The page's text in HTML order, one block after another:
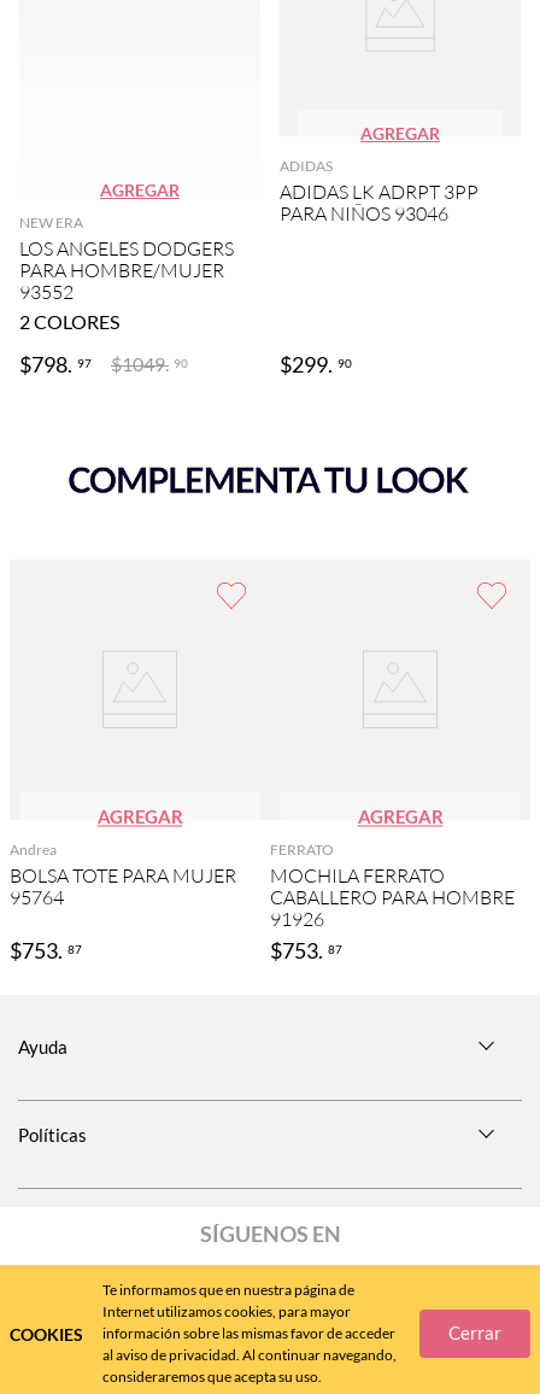
COOKIES
Te informamos que en nuestra página de
Internet utilizamos cookies, para mayor
información sobre las mismas favor de acceder
al aviso de privacidad. Al continuar navegando,
consideraremos que acepta su uso.
Cerrar
AGREGAR
NEW ERA
LOS ANGELES DODGERS
PARA HOMBRE/MUJER
93552
2COLORES
$798. 97 $1049. 90
AGREGAR
ADIDAS
ADIDAS LK ADRPT 3PP
PARA NIÑOS 93046
$299. 90
AGREGAR
Andrea
BOLSA TOTE PARA MUJER
95764
$753. 87
AGREGAR
FERRATO
MOCHILA FERRATO
CABALLERO PARA HOMBRE
91926
$753. 87
Ayuda
Políticas
SÍGUENOS EN
CallCenter477 788 4600